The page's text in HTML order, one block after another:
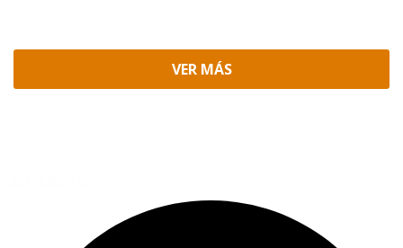
VER MÁS